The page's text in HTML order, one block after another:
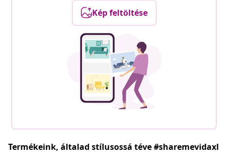
Kép feltöltése
Termékeink, általad stílusossá téve #sharemevidaxl